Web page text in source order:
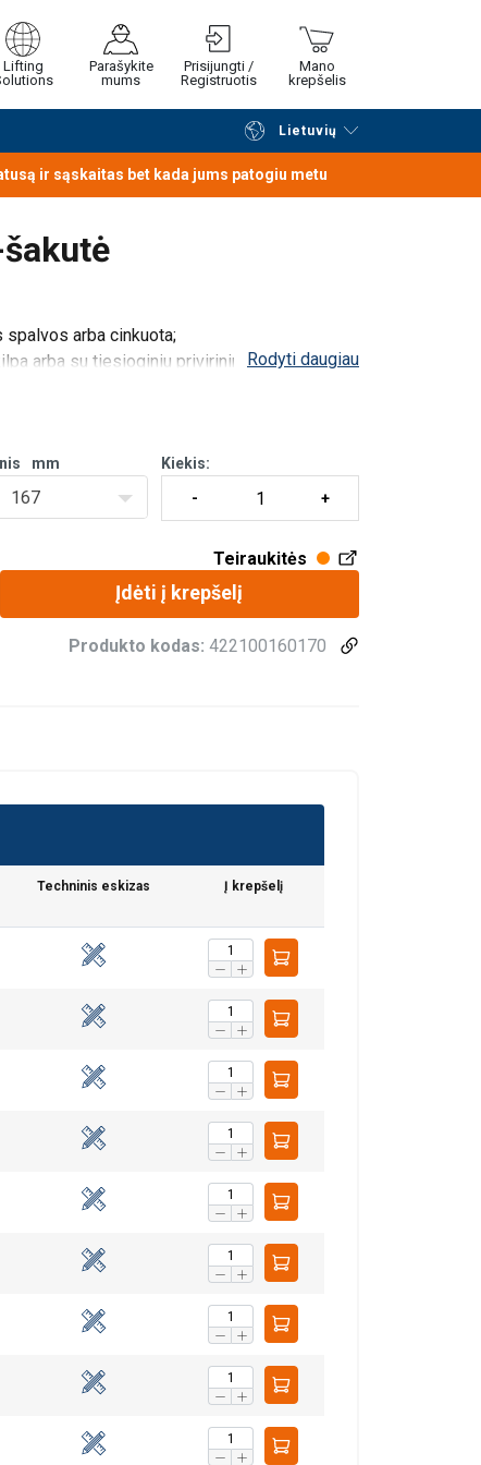
Lifting
Parašykite
mums
Prisijungti /
Registruotis
Mano
krepšelis
Lietuvių
Tęsti naršymą Tęsti pirkimą
ir sąskaitas bet kada jums patogiu metu
arba cinkuota;
arba su tiesioginiu privirinimu;Rodyti daugiau
mm
167
Kiekis:
Teiraukitės
Įdėti į krepšelį
Produkto kodas: 422100160170
Techninis eskizas Į krepšelį